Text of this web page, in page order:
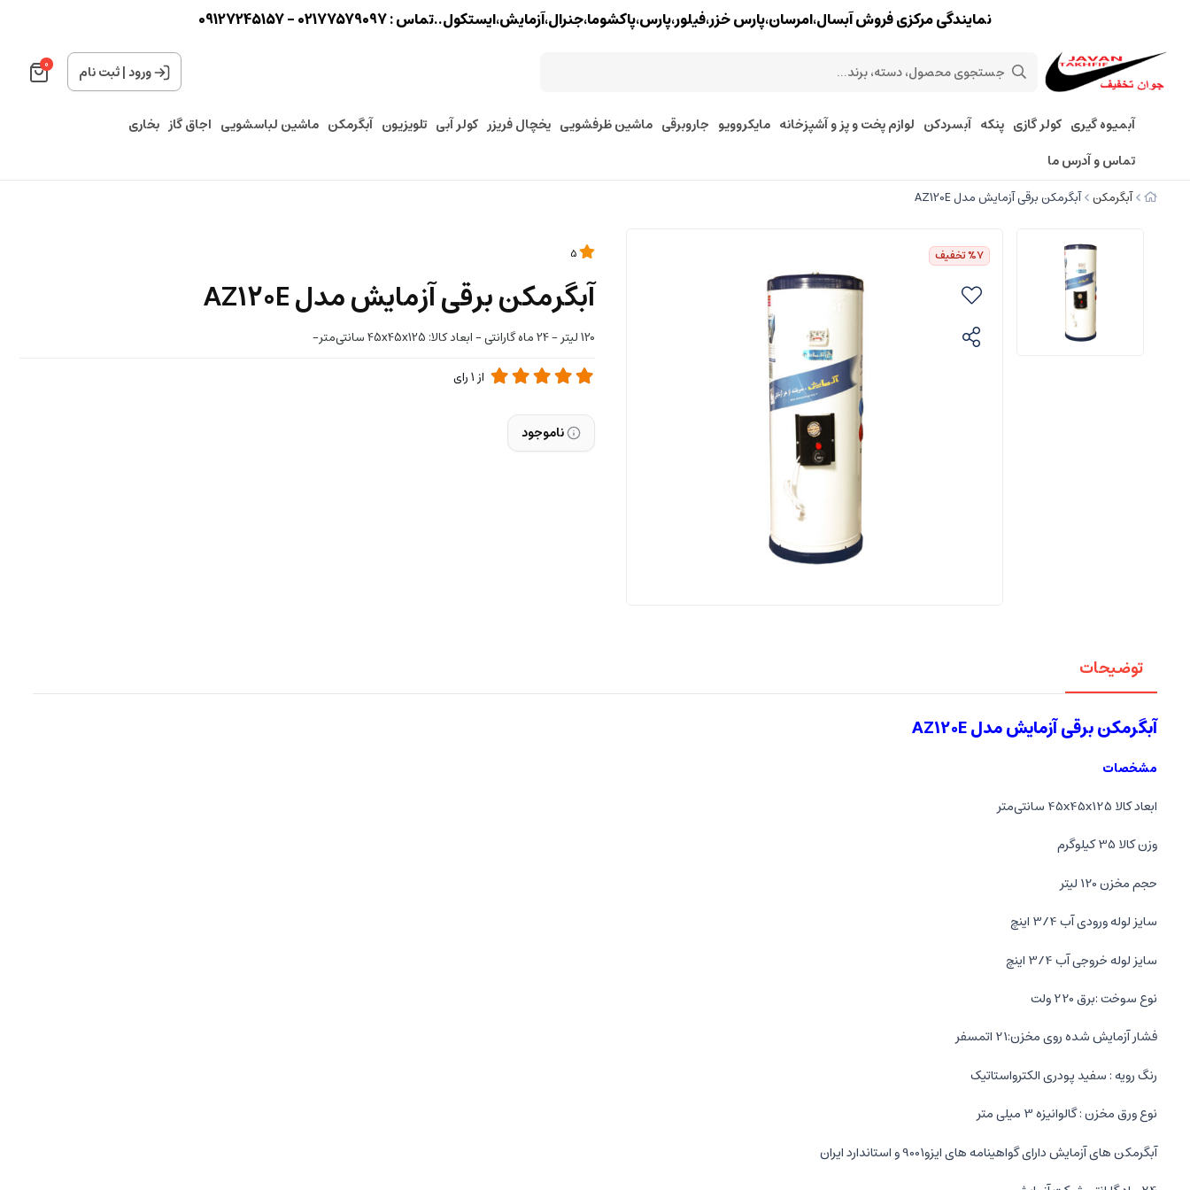
نمایندگی مرکزی فروش آبسال،امرسان،پارس خزر،فیلور،پارس،پاکشوما،جنرال،آزمایش،ایستکول..تماس : 02177579097 - 09127245157
ورود|ثبت نام 0
آبمیوه گیری کولر گازی پنکه آبسردکن لوازم پخت و پز و آشپزخانه مایکروویو جاروبرقی ماشین ظرفشویی یخچال فریزر کولر آبی تلویزیون آبگرمکن ماشین لباسشویی اجاق گاز بخاری
تماس و آدرس ما
آبگرمکن آبگرمکن برقی آزمایش مدل AZ120E
%7تخفیف
آبگرمکن برقی آزمایش مدل AZ120E
120 لیتر - 24 ماه گارانتی - ابعاد کالا: 45x45x125 سانتی‌متر-
از1رای
ناموجود
توضیحات
آبگرمکن برقی آزمایش مدل AZ120E
مشخصات
ابعاد کالا 45x45x125 سانتی‌متر
وزن کالا 35 کیلوگرم
حجم مخزن 120 لیتر
سایز لوله ورودی آب 3/4 اینچ
سایز لوله خروجی آب 3/4 اینچ
نوع سوخت :برق 220 ولت
فشار آزمایش شده روی مخزن:21 اتمسفر
رنگ رویه : سفید پودری الکترواستاتیک
نوع ورق مخزن : گالوانیزه 3 میلی متر
آبگرمکن های آزمایش دارای گواهینامه های ایزو9001 و استاندارد ایران